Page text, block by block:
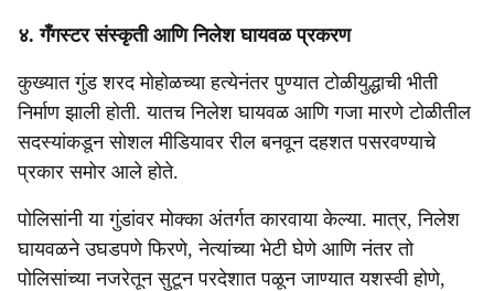
४. गँगस्टर संस्कृती आणि निलेश घायवळ प्रकरण
कुख्यात गुंड शरद मोहोळच्या हत्येनंतर पुण्यात टोळीयुद्धाची भीती
निर्माण झाली होती. यातच निलेश घायवळ आणि गजा मारणे टोळीतील
सदस्यांकडून सोशल मीडियावर रील बनवून दहशत पसरवण्याचे
प्रकार समोर आले होते.
पोलिसांनी या गुंडांवर मोक्का अंतर्गत कारवाया केल्या. मात्र, निलेश
घायवळने उघडपणे फिरणे, नेत्यांच्या भेटी घेणे आणि नंतर तो
पोलिसांच्या नजरेतून सुटून परदेशात पळून जाण्यात यशस्वी होणे,